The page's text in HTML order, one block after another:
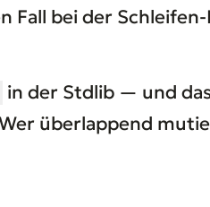
Fall bei der
in der Stdlib — und
überlappend